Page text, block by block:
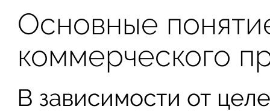
Основные
коммерческого
В зависимости от